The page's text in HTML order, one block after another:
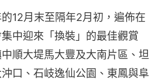
12月末至隔年2月初，遍佈在
中迎來「換裝」的最佳觀賞
順大堤馬大豐及大南片區、坦
口、石岐逸仙公園、東鳳與阜